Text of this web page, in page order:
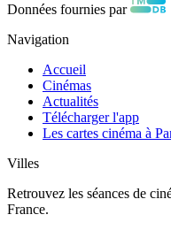
Données fournies par
Navigation
Accueil
Cinémas
Actualités
Télécharger l'app
Les cartes cinéma à
Villes
Retrouvez les séances de
France.